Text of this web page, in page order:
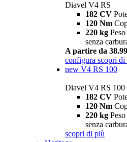
Diavel V4 RS
182 CV
120 Nm
220 kg
senza
A partire da
configura scopri di
new V4 RS 100
Diavel V4 RS 100
182 CV
120 Nm
220 kg
senza
scopri di più